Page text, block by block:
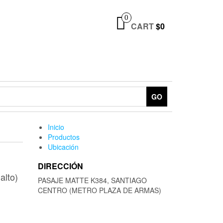
0
CART$0
GO
Inicio
Productos
Ubicación
DIRECCIÓN
PASAJE MATTE K384, SANTIAGO
CENTRO (METRO PLAZA DE ARMAS)